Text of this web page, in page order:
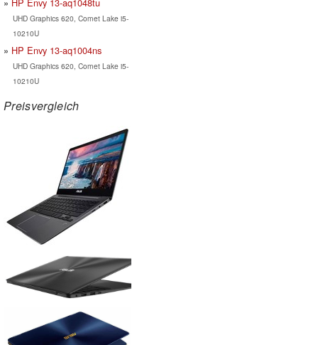
UHD Graphics 620, Comet Lake i5-
10210U
HP Envy 13-aq1004ns
UHD Graphics 620, Comet Lake i5-
10210U
Preisvergleich